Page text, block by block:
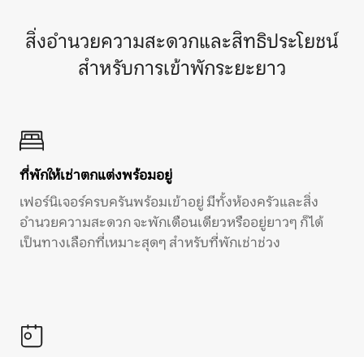
สิ่งอำนวยความสะดวกและสิทธิประโยชน์
สำหรับการเข้าพักระยะยาว
ที่พักให้เช่าตกแต่งพร้อมอยู่
เฟอร์นิเจอร์ครบครันพร้อมเข้าอยู่ มีทั้งห้องครัวและสิ่ง
อำนวยความสะดวก จะพักเดือนเดียวหรืออยู่ยาวๆ ก็ได้
เป็นทางเลือกที่เหมาะสุดๆ สำหรับที่พักเช่าช่วง